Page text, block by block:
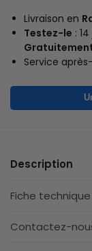
Livraison en
Testez-le :
Service
Description
Fiche technique
Contactez-